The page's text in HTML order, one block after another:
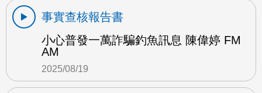
事實查核報告書
小心普發一萬詐騙釣魚訊息 陳偉婷 FM
AM
2025/08/19